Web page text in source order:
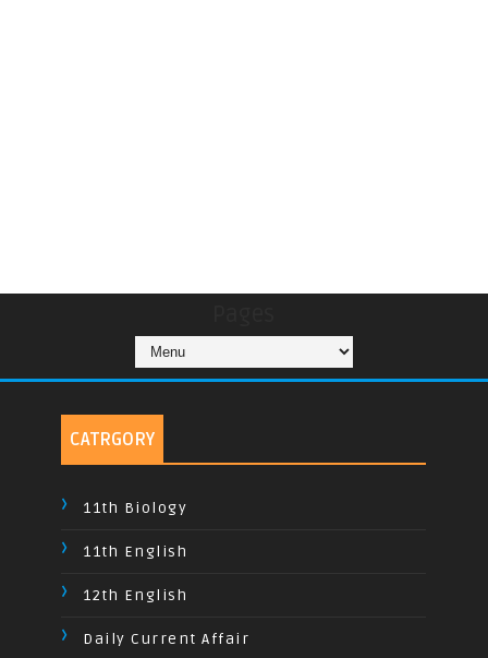
CATRGORY
11th Biology
11th English
12th English
Daily Current Affair